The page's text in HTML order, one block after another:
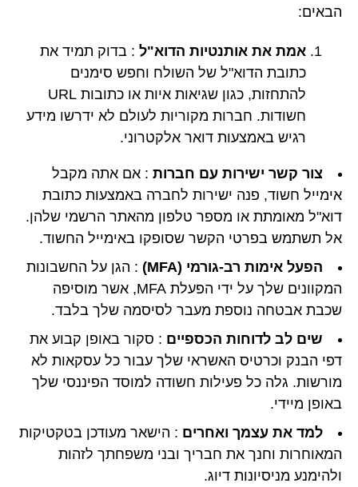
הבאים:
אמת את אותנטיות הדוא"ל : בדוק תמיד את
כתובת הדוא"ל של השולח וחפש סימנים
להתחזות, כגון שגיאות איות או כתובות URL
חשודות. חברות מקוריות לעולם לא ידרשו מידע
רגיש באמצעות דואר אלקטרוני.
צור קשר ישירות עם חברות : אם אתה מקבל
אימייל חשוד, פנה ישירות לחברה באמצעות כתובת
דוא"ל מאומתת או מספר טלפון מהאתר הרשמי שלהן.
אל תשתמש בפרטי הקשר שסופקו באימייל החשוד.
הפעל אימות רב-גורמי (MFA)
: הגן על החשבונות
המקוונים שלך על ידי הפעלת MFA, אשר מוסיפה
שכבת אבטחה נוספת מעבר לסיסמה שלך בלבד.
שים לב לדוחות הכספיים : סקור באופן קבוע את
דפי הבנק וכרטיס האשראי שלך עבור כל עסקאות לא
מורשות. גלה כל פעילות חשודה למוסד הפיננסי שלך
באופן מיידי.
למד את עצמך ואחרים : הישאר מעודכן בטקטיקות
המאוחרות וחנך את חבריך ובני משפחתך לזהות
ולהימנע מניסיונות דיוג.